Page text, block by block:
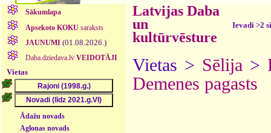
Sākumlapa
Apsekoto KOKUsaraksts
JAUNUMI (01.08.2026.)
Daba.dziedava.lv VEIDOTĀJI
Vietas
Ādažu novads
Aglonas novads
Latvijas Daba
un
kultūrvēsture
Ievadi >2
Vietas > Sēlija >
Demenes pagasts